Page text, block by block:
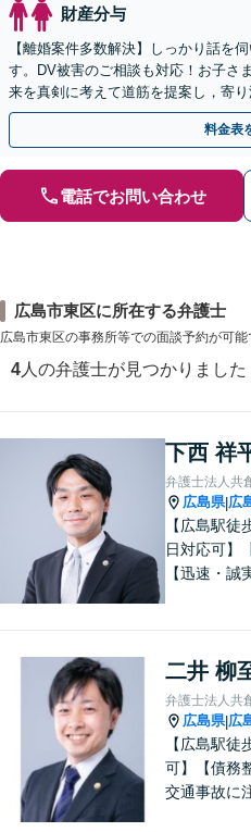
財産分与
【離婚案件多数解決】しっかり話を
す。DV被害のご相談も対応！お子さ
来を真剣に考えて道筋を提案し，寄
求】相手の動きを予測しながら最善
料金表
電話でお問い合わせ
広島市東区に所在する弁護士
広島市東区の事務所等での面談予約が可能
4 人の弁護士が見つかりました
下西 祥
弁護士法人共
広島県|広
【広島駅
日対応可】
【迅速・誠
重視してい
務所は迅速
優先にして
二井 柳
弁護士法人共
広島県|広
【広島駅徒
可】【債務
交通事故に